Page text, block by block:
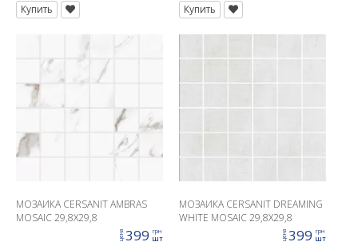
Купить Купить
МОЗАИКА CERSANIT AMBRAS
MOSAIC 29,8X29,8
цена399 грн
шт
МОЗАИКА CERSANIT DREAMING
WHITE MOSAIC 29,8X29,8
цена399 грн
шт